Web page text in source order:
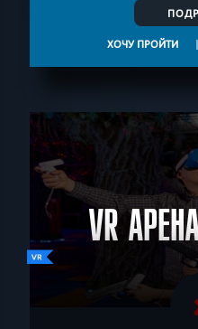
ХОЧУ ПРОЙТИ |
VR